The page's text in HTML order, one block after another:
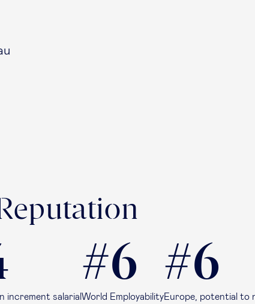
increment salarial
#6
World Employability
#6
Europe, potential to